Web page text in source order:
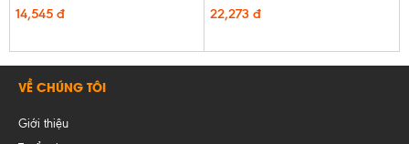
14,545 đ 22,273 đ
VỀ CHÚNG TÔI
Giới thiệu